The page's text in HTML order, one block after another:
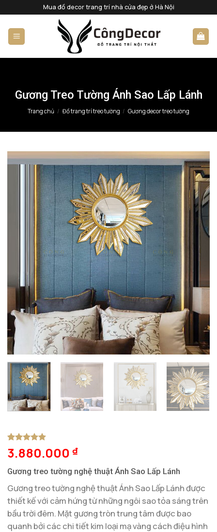
qua
nội
dung
Mua đồ decor trang trí nhà cửa đẹp ở Hà Nội
Gương Treo Tường Ánh Sao Lấp Lánh
Trang chủ / Đồ trang trí treo tường / Gương decor treo tường
5trên 5
dựa trên
1
3.880.000 ₫
Gương treo tường nghệ thuật Ánh Sao Lấp Lánh
Gương treo tường nghệ thuật Ánh Sao Lấp Lánh được
thiết kế với cảm hứng từ những ngôi sao tỏa sáng trên
bầu trời đêm. Mặt gương tròn trung tâm được bao
quanh bởi các chi tiết kim loại mạ vàng cách điệu hình